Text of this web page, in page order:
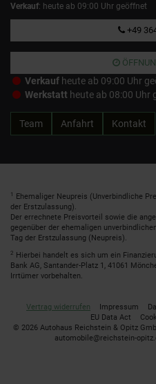
Verkauf: heute ab 09:00 Uhr geöffnet
+49
Verkauf heute ab 09:00 Uhr
Werkstatt heute ab 08:00 Uhr
Team Anfahrt Kontakt
1 Ehemaliger Neupreis (Unverbindliche
der Erstzulassung).
Der errechnete Preisvorteil sowie die
gegenüber der ehemaligen
Tag der Erstzulassung (Neupreis).
2 Hierbei handelt es sich um ein
Bank AG, Santander-Platz 1, 41061
Irrtümer vorbehalten.
Vertrag widerrufen Impressum
EU Data Act
© 2026 Autohaus Reichstein & Opitz
automobile@reichstein-